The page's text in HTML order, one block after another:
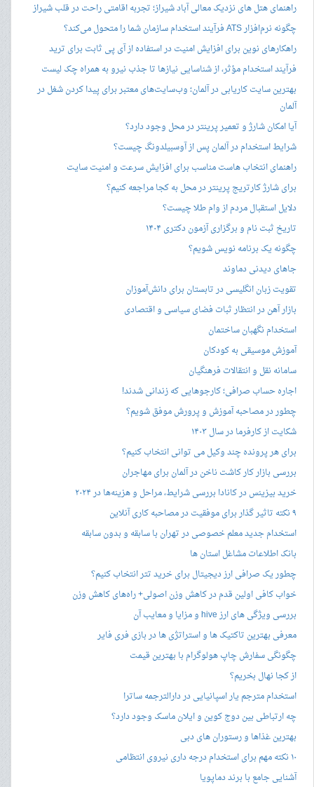
راهنمای هتل های نزدیک معالی آباد شیراز؛ تجربه اقامتی راحت در قلب شیراز
چگونه نرم‌افزار ATS فرآیند استخدام سازمان شما را متحول می‌کند؟
راهکارهای نوین برای افزایش امنیت در استفاده از آی پی ثابت برای ترید
فرآیند استخدام مؤثر، از شناسایی نیازها تا جذب نیرو به همراه چک لیست
بهترین سایت کاریابی در آلمان؛ وب‌سایت‌های معتبر برای پیدا کردن شغل در
آلمان
آیا امکان شارژ و تعمیر پرینتر در محل وجود دارد؟
شرایط استخدام در آلمان پس از آوسبیلدونگ چیست؟
راهنمای انتخاب هاست مناسب برای افزایش سرعت و امنیت سایت
برای شارژ کارتریج پرینتر در محل به کجا مراجعه کنیم؟
دلایل استقبال مردم از وام طلا چیست؟
تاریخ ثبت نام و برگزاری آزمون دکتری ۱۴۰۴
چگونه یک برنامه نویس شویم؟
جاهای دیدنی دماوند
تقویت زبان انگلیسی در تابستان برای دانش‌آموزان
بازار آهن در انتظار ثبات فضای سیاسی و اقتصادی
استخدام نگهبان ساختمان
آموزش موسیقی به کودکان
سامانه نقل و انتقالات فرهنگیان
اجاره حساب صرافی؛ کارجوهایی که زندانی شدند!
چطور در مصاحبه‌ آموزش و پرورش موفق شویم؟
شکایت از کارفرما در سال ۱۴۰۳
برای هر پرونده چند وکیل می توانی انتخاب کنیم؟
بررسی بازار کار کاشت ناخن در آلمان برای مهاجران
خرید بیزینس در کانادا بررسی شرایط، مراحل و هزینه‌ها در ۲۰۲۴
۹ نکته تاثیر گذار برای موفقیت در مصاحبه کاری آنلاین
استخدام جدید معلم خصوصی در تهران با سابقه و بدون سابقه
بانک اطلاعات مشاغل استان ها
چطور یک صرافی ارز دیجیتال برای خرید تتر انتخاب کنیم؟
خواب کافی اولین قدم در کاهش وزن اصولی+ راه‌های کاهش وزن
بررسی ویژگی های ارز hive و مزایا و معایب آن
معرفی بهترین تاکتیک ها و استراتژی ها در بازی فری فایر
چگونگی سفارش چاپ هولوگرام با بهترین قیمت
از کجا نهال بخریم؟
استخدام مترجم یار اسپانیایی در دارالترجمه ساترا
چه ارتباطی بین دوج کوین و ایلان ماسک وجود دارد؟
بهترین غذاها و رستوران های دبی
۱۰ نکته مهم برای استخدام درجه داری نیروی انتظامی
آشنایی جامع با برند دماپویا